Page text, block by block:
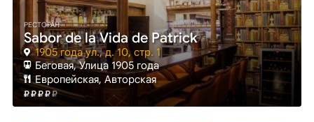
РЕСТОРАН
Sabor de la Vida de Patrick
1905 года ул., д. 10, стр. 1
Беговая, Улица 1905 года
Европейская, Авторская